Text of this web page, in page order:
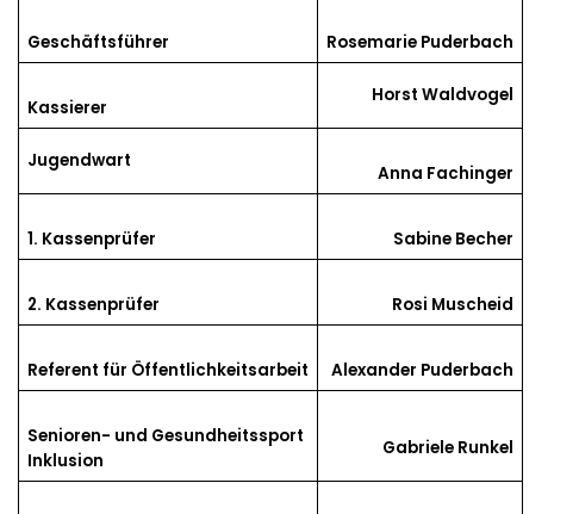
Geschäftsführer Rosemarie Puderbach
Kassierer
Horst Waldvogel
Jugendwart
Anna Fachinger
1. Kassenprüfer Sabine Becher
2. Kassenprüfer Rosi Muscheid
Referent für Öffentlichkeitsarbeit Alexander Puderbach
Senioren- und Gesundheitssport
Inklusion
Gabriele Runkel